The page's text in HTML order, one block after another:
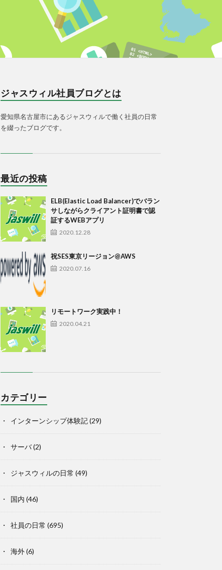
ジャスウィル社員ブログとは
愛知県名古屋市にあるジャスウィルで働く社員の日常
を綴ったブログです。
最近の投稿
ELB(Elastic Load Balancer)でバラン
サしながらクライアント証明書で認
証するWEBアプリ
2020.12.28
祝SES東京リージョン@AWS
2020.07.16
リモートワーク実践中！
2020.04.21
カテゴリー
インターンシップ体験記(29)
サーバ(2)
ジャスウィルの日常 (49)
国内 (46)
社員の日常 (695)
海外(6)